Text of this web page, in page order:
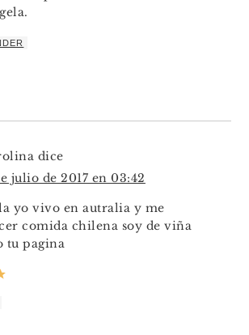
dice
julio de 2017 en 03:42
yo vivo en autralia y me
comida chilena soy de viña
tu pagina